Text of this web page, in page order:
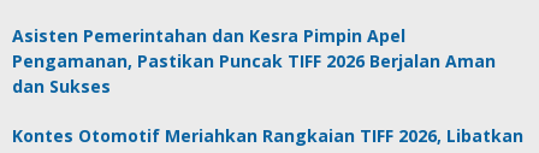
Asisten Pemerintahan dan Kesra Pimpin Apel
Pengamanan, Pastikan Puncak TIFF 2026 Berjalan Aman
dan Sukses
Kontes Otomotif Meriahkan Rangkaian TIFF 2026, Libatkan